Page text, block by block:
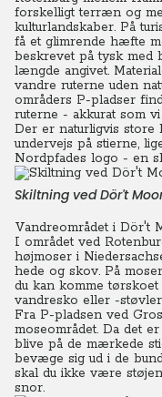
forskelligt terræn og
kulturlandskaber. På
få et glimrende hæfte
beskrevet på tysk med
længde angivet.
vandre ruterne uden
områders P-pladser
ruterne - akkurat som
Der er naturligvis store
undervejs på stierne,
Nordpfades logo - en
Skiltning ved Dör't
Vandreområdet i Dör't
I området ved
højmoser i
hede og skov. På
du kan komme
vandresko eller -
Fra P-pladsen ved
moseområdet. Da det
blive på de mærkede
bevæge sig ud i de
skal du ikke være
snor.